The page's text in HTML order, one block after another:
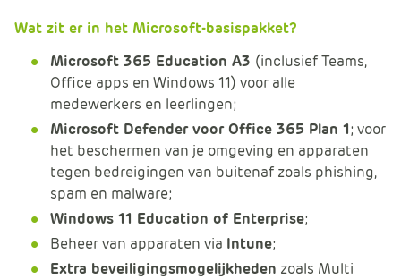
e
Wat zit er in het Microsoft-basispakket?
Microsoft 365 Education A3 (inclusief Teams,
Office apps en Windows 11) voor alle
medewerkers en leerlingen;
Microsoft Defender voor Office 365 Plan 1; voor
het beschermen van je omgeving en apparaten
tegen bedreigingen van buitenaf zoals phishing,
spam en malware;
Windows 11 Education of Enterprise;
Beheer van apparaten via Intune;
Extra beveiligingsmogelijkheden zoals Multi